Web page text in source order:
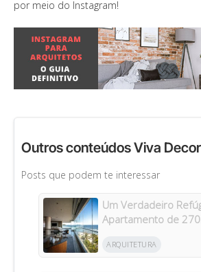
por meio do Instagram!
Outros conteúdos Viva
Posts que podem te interessar
Um Verdadeiro
Apartamento de
Riviera
ARQUITETURA